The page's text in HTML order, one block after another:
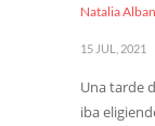
Natalia
15 JUL, 2021
Una tarde
iba